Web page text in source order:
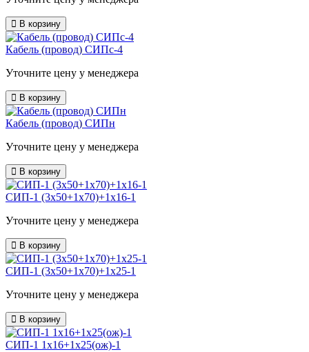
В корзину
Кабель (провод) СИПc-4
Уточните цену у менеджера
В корзину
Кабель (провод) СИПн
Уточните цену у менеджера
В корзину
СИП-1 (3х50+1х70)+1х16-1
Уточните цену у менеджера
В корзину
СИП-1 (3х50+1х70)+1х25-1
Уточните цену у менеджера
В корзину
СИП-1 1х16+1х25(ож)-1